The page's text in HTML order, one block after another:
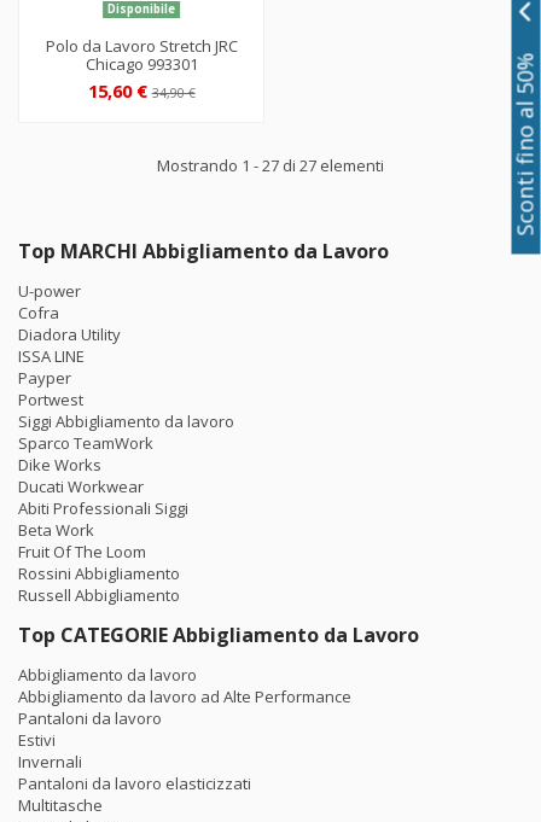
Disponibile
Polo da Lavoro Stretch JRC
Chicago 993301
15,60 €34,90 €
Mostrando 1 - 27 di 27 elementi
Top MARCHI Abbigliamento da Lavoro
U-power
Cofra
Diadora Utility
ISSA LINE
Payper
Portwest
Siggi Abbigliamento da lavoro
Sparco TeamWork
Dike Works
Ducati Workwear
Abiti Professionali Siggi
Beta Work
Fruit Of The Loom
Rossini Abbigliamento
Russell Abbigliamento
Top CATEGORIE Abbigliamento da Lavoro
Abbigliamento da lavoro
Abbigliamento da lavoro ad Alte Performance
Pantaloni da lavoro
Estivi
Invernali
Pantaloni da lavoro elasticizzati
Multitasche
Sconti fino al 50%